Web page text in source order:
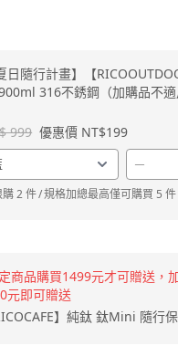
日隨行計畫】【
316不銹鋼（加購品不
999 優惠價 NT$199
－
購 2 件/規格加總最高僅可購買 5 件
商品購買1499元才可贈送，
元即可贈送
】純鈦 鈦Mini 隨行